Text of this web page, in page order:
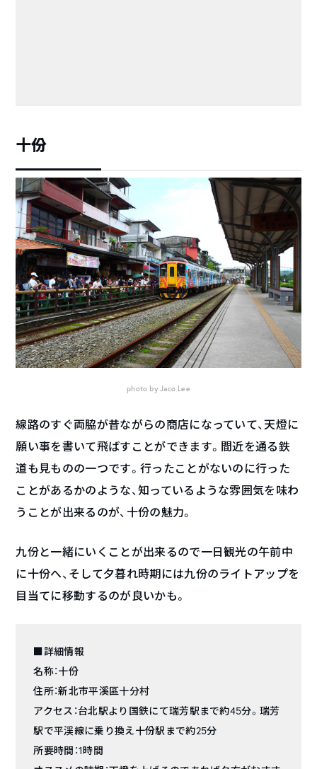
十份
photo by Jaco Lee
線路のすぐ両脇が昔ながらの商店になっていて、天燈に
願い事を書いて飛ばすことができます。間近を通る鉄
道も見ものの一つです。行ったことがないのに行った
ことがあるかのような、知っているような雰囲気を味わ
うことが出来るのが、十份の魅力。
九份と一緒にいくことが出来るので一日観光の午前中
に十份へ、そして夕暮れ時期には九份のライトアップを
目当てに移動するのが良いかも。
■詳細情報
名称：十份
住所：新北市平溪區十分村
アクセス：台北駅より国鉄にて瑞芳駅まで約45分。瑞芳
駅で平渓線に乗り換え十份駅まで約25分
所要時間：1時間